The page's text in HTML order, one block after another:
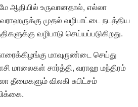
ஆதியில் உருவானதால், எல்லா
முதல் வழிபாட்டை நடத்திய
வழிபாடு செய்யப்படுகிறது.
மாவுருண்டை செய்து
மாலைகள் சார்த்தி, வராஹ மந்திரம்
தீமைகளும் விலகி சுபிட்சம்